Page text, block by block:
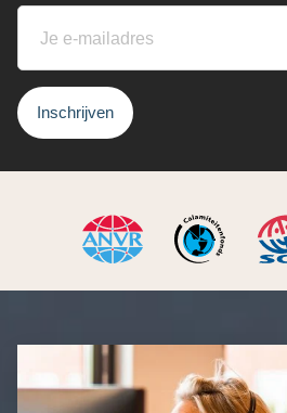
Inschrijven